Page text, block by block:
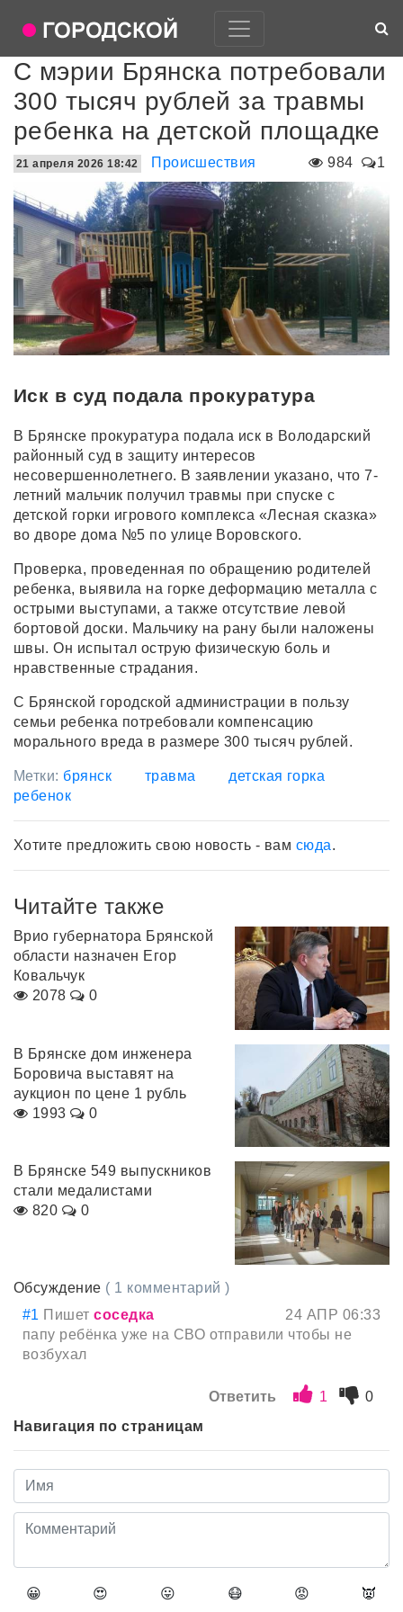
С мэрии Брянска потребовали
300 тысяч рублей за травмы
ребенка на детской площадке
984 1
21 апреля 2026 18:42 Происшествия
Иск в суд подала прокуратура
В Брянске прокуратура подала иск в Володарский
районный суд в защиту интересов
несовершеннолетнего. В заявлении указано, что 7-
летний мальчик получил травмы при спуске с
детской горки игрового комплекса «Лесная сказка»
во дворе дома №5 по улице Воровского.
Проверка, проведенная по обращению родителей
ребенка, выявила на горке деформацию металла с
острыми выступами, а также отсутствие левой
бортовой доски. Мальчику на рану были наложены
швы. Он испытал острую физическую боль и
нравственные страдания.
С Брянской городской администрации в пользу
семьи ребенка потребовали компенсацию
морального вреда в размере 300 тысяч рублей.
Метки: брянск травма
детская горка
ребенок
Хотите предложить свою новость - вам сюда.
Читайте также
Врио губернатора Брянской
области назначен Егор
Ковальчук
2078
0
В Брянске дом инженера
Боровича выставят на
аукцион по цене 1 рубль
1993
0
В Брянске 549 выпускников
стали медалистами
820
0
Обсуждение ( 1 комментарий )
#1 Пишетсоседка
24 АПР 06:33
папу ребёнка уже на СВО отправили чтобы не
возбухал
Ответить 1
0
Навигация по страницам
😀 😍 😛 😷 😡 👿